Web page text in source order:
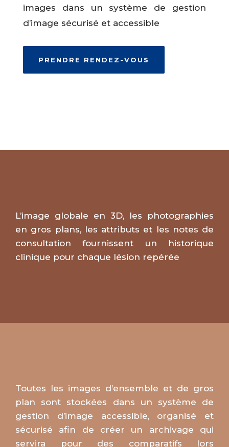
images dans un système de gestion
d’image sécurisé et accessible
PRENDRE RENDEZ-VOUS
L’image globale en 3D, les photographies
en gros plans, les attributs et les notes de
consultation fournissent un historique
clinique pour chaque lésion repérée
Toutes les images d’ensemble et de gros
plan sont stockées dans un système de
gestion d’image accessible, organisé et
sécurisé afin de créer un archivage qui
servira pour des comparatifs lors